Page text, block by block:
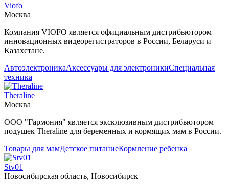
Viofo
Москва
Компания VIOFO является официальным дистрибьютором
инновационных видеорегистраторов в России, Беларуси и
Казахстане.
АвтоэлектроникаАксессуары для электроникиСпециальная
техника
Theraline
Москва
ООО "Гармония" является эксклюзивным дистрибьютором
подушек Theraline для беременных и кормящих мам в России.
Товары для мамДетское питаниеКормление ребенка
Stv01
Новосибирская область, Новосибирск